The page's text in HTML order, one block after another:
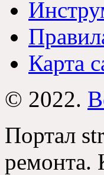
Карта
© 2022.
Портал
ремонта.